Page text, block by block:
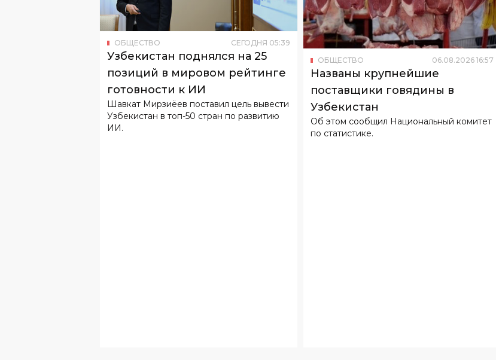
ОБЩЕСТВО СЕГОДНЯ 05:39
Узбекистан поднялся на 25
позиций в мировом рейтинге
готовности к ИИ
Шавкат Мирзиёев поставил цель вывести
Узбекистан в топ-50 стран по развитию
ИИ.
ОБЩЕСТВО 06.08.2026 16:57
Названы крупнейшие
поставщики говядины в
Узбекистан
Об этом сообщил Национальный комитет
по статистике.